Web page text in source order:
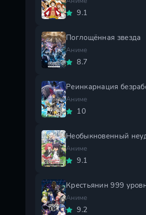
9.1
Поглощённая звезда
Аниме
8.7
Аниме
10
Необыкновенный
Аниме
9.1
Крестьянин 999
Аниме
9.2